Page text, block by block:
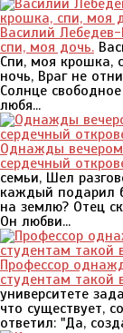
Василий
спи, моя дочь.
Спи, моя крошка,
ночь, Враг не
Солнце
любя...
Однажды вечером
сердечный
семьи, Шел
каждый подарил
на землю? Отец
Он любви...
Профессор
студентам такой
университете
что существует,
ответил: "Да,